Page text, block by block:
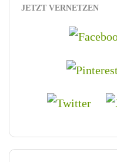
JETZT VERNETZEN